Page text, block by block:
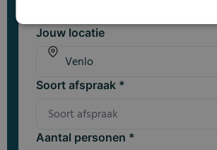
Jouw locatie
Soort afspraak *
Aantal personen *